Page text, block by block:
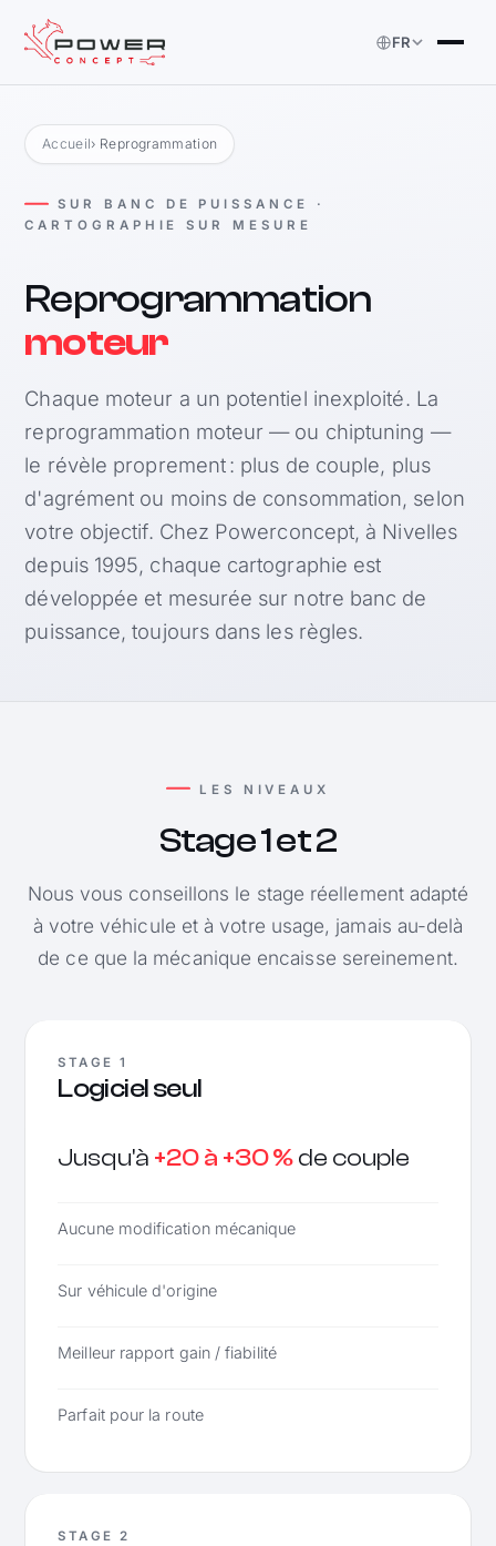
FR
Accueil› Reprogrammation
SUR BANC DE PUISSANCE ·
CARTOGRAPHIE SUR MESURE
Reprogrammation
moteur
Chaque moteur a un potentiel inexploité. La
reprogrammation moteur — ou chiptuning —
le révèle proprement : plus de couple, plus
d'agrément ou moins de consommation, selon
votre objectif. Chez Powerconcept, à Nivelles
depuis 1995, chaque cartographie est
développée et mesurée sur notre banc de
puissance, toujours dans les règles.
LES NIVEAUX
Stage 1 et 2
Nous vous conseillons le stage réellement adapté
à votre véhicule et à votre usage, jamais au-delà
de ce que la mécanique encaisse sereinement.
STAGE 1
Logiciel seul
Jusqu'à +20 à +30 %de couple
Aucune modification mécanique
Sur véhicule d'origine
Meilleur rapport gain / fiabilité
Parfait pour la route
STAGE 2